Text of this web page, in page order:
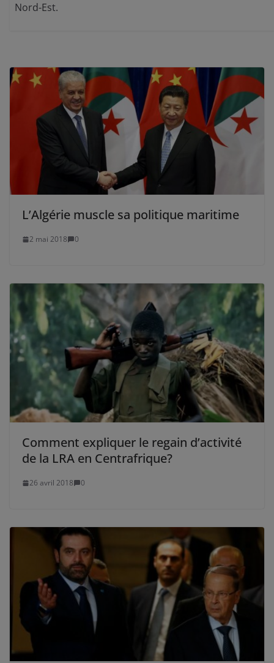
Nord-Est.
L’Algérie muscle sa politique maritime
2 mai 2018 0
Comment expliquer le regain d’activité
de la LRA en Centrafrique?
26 avril 2018 0